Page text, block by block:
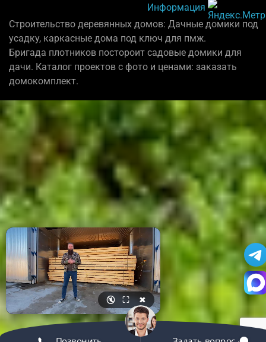
Информация
Строительство деревянных домов: Дачные домики под
усадку, каркасные дома под ключ для пмж.
Бригада плотников постороит садовые домики для
дачи. Каталог проектов с фото и ценами: заказать
домокомплект.
🔇 ⛶ ✖